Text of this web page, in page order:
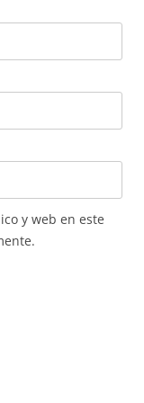
y web en este